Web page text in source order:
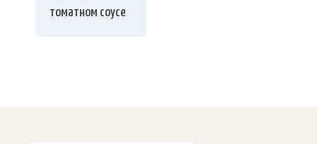
томатном соусе